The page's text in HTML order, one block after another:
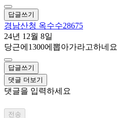
답글쓰기
경남산청 옥수수28675
24년 12월 8일
당근에1300에뽑아가라고하네요
답글쓰기
댓글 더보기
댓글을 입력하세요
전송